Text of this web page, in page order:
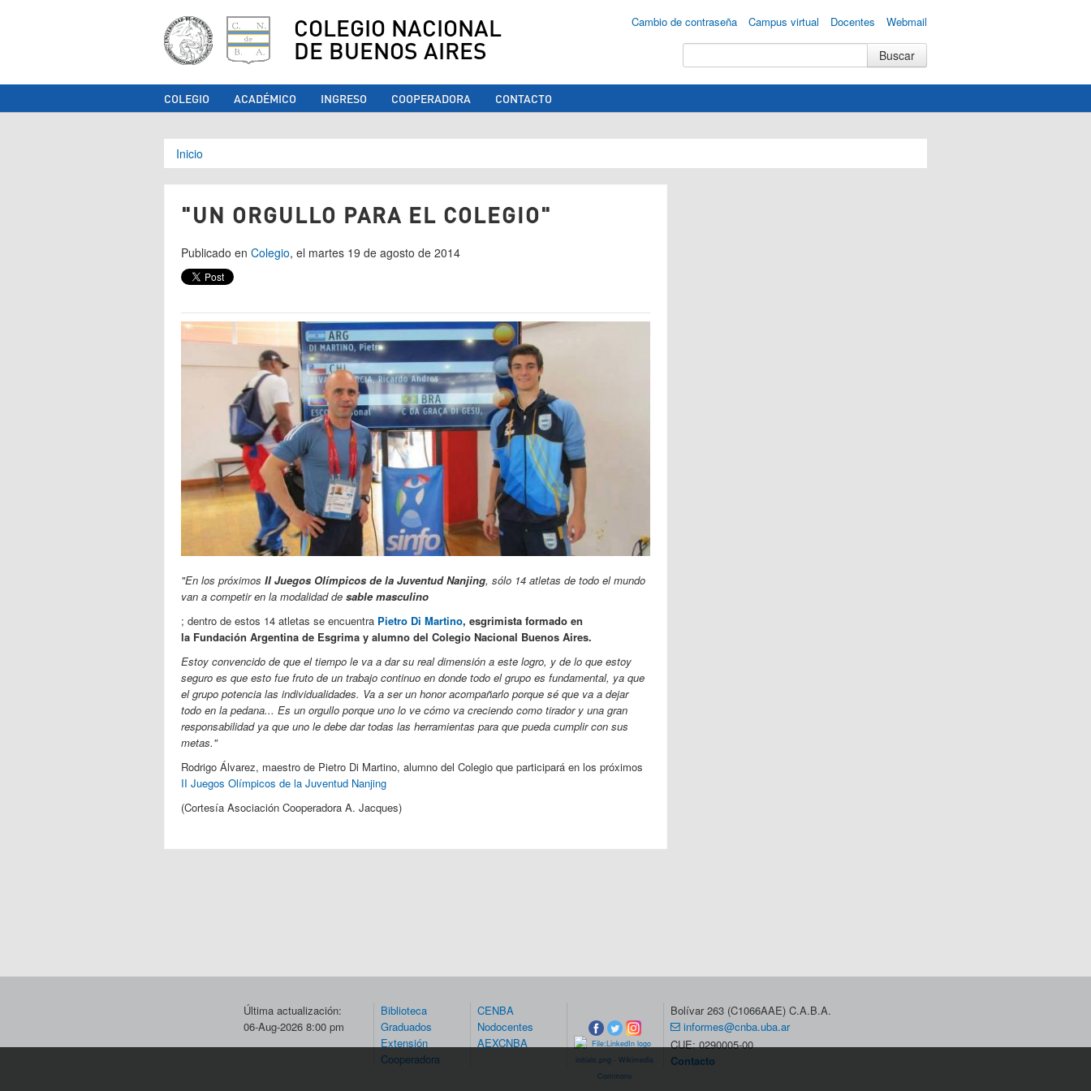
COLEGIO NACIONAL
DE BUENOS AIRES
Cambio de contraseña Campus virtual Docentes Webmail
COLEGIO ACADÉMICO INGRESO COOPERADORA CONTACTO
Se encuentra usted aquí
Inicio
"UN ORGULLO PARA EL COLEGIO"
Publicado en Colegio, el martes 19 de agosto de 2014
"En los próximos II Juegos Olímpicos de la Juventud Nanjing, sólo 14 atletas de todo el mundo
van a competir en la modalidad de sable masculino
; dentro de estos 14 atletas se encuentra Pietro Di Martino, esgrimista formado en
la Fundación Argentina de Esgrima y alumno del Colegio Nacional Buenos Aires.
Estoy convencido de que el tiempo le va a dar su real dimensión a este logro, y de lo que estoy
seguro es que esto fue fruto de un trabajo continuo en donde todo el grupo es fundamental, ya que
el grupo potencia las individualidades. Va a ser un honor acompañarlo porque sé que va a dejar
todo en la pedana... Es un orgullo porque uno lo ve cómo va creciendo como tirador y una gran
responsabilidad ya que uno le debe dar todas las herramientas para que pueda cumplir con sus
metas."
Rodrigo Álvarez, maestro de Pietro Di Martino, alumno del Colegio que participará en los próximos
II Juegos Olímpicos de la Juventud Nanjing
(Cortesía Asociación Cooperadora A. Jacques)
Última actualización:
06-Aug-2026 8:00 pm
Biblioteca
Graduados
Extensión
Cooperadora
CENBA
Nodocentes
AEXCNBA
Bolívar 263 (C1066AAE) C.A.B.A.
informes@cnba.uba.ar
CUE: 0290005-00
Contacto